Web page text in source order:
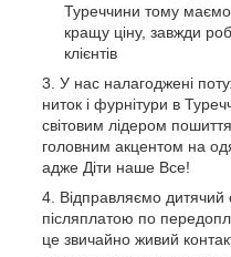
Туреччини тому
кращу ціну, завжди
клієнтів
У нас налагоджені
ниток і фурнітури в
світовим лідером
головним акцентом на
адже Діти наше Все!
Відправляємо дитячий
післяплатою по
це звичайно живий